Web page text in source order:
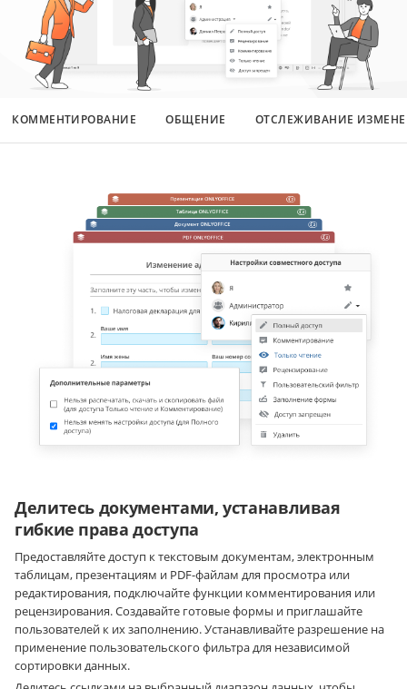
КОММЕНТИРОВАНИЕ ОБЩЕНИЕ ОТСЛЕЖИВАНИЕ
Делитесь документами, устанавливая
гибкие права доступа
Предоставляйте доступ к текстовым документам, электронным
таблицам, презентациям и PDF-файлам для просмотра или
редактирования, подключайте функции комментирования или
рецензирования. Создавайте готовые формы и приглашайте
пользователей к их заполнению. Устанавливайте разрешение на
применение пользовательского фильтра для независимой
сортировки данных.